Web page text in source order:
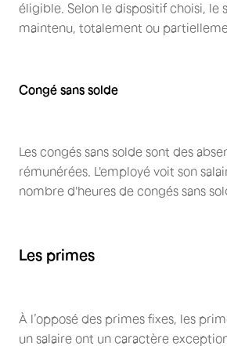
éligible. Selon le dispositif choisi, le
maintenu, totalement ou
Congé sans solde
Les congés sans solde sont des
rémunérées. L'employé voit son
nombre d'heures de congés sans
Les primes
À l’opposé des primes fixes, les
un salaire ont un caractère